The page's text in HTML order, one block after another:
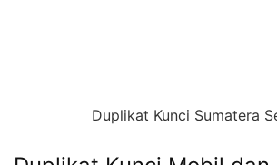
Duplikat Kunci Sumatera